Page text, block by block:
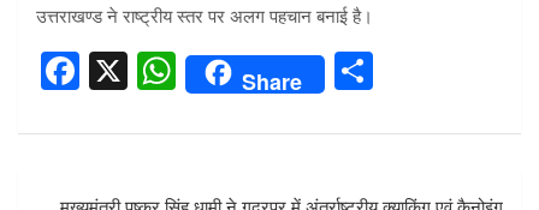
उत्तराखण्ड ने राष्ट्रीय स्तर पर अलग पहचान बनाई है।
F
ce
b
X
W
h
at
s
Share
ar